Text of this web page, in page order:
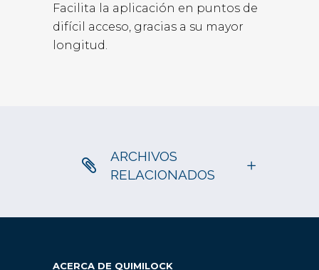
Facilita la aplicación en puntos de
difícil acceso, gracias a su mayor
longitud.
ARCHIVOS
RELACIONADOS
ACERCA DE QUIMILOCK